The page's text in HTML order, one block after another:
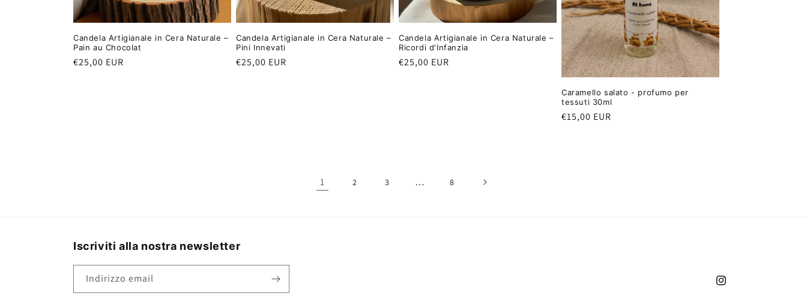
Candela Artigianale in Cera Naturale –
Pain au Chocolat
Prezzo
€25,00 EUR
Candela Artigianale in Cera Naturale –
Pini Innevati
Prezzo
€25,00 EUR
Candela Artigianale in Cera Naturale –
Ricordi d'Infanzia
Prezzo
€25,00 EUR
Caramello salato - profumo per
tessuti 30ml
Prezzo
€15,00 EUR
1 2 3 … 8
Iscriviti alla nostra newsletter
Indirizzo email
Instagram